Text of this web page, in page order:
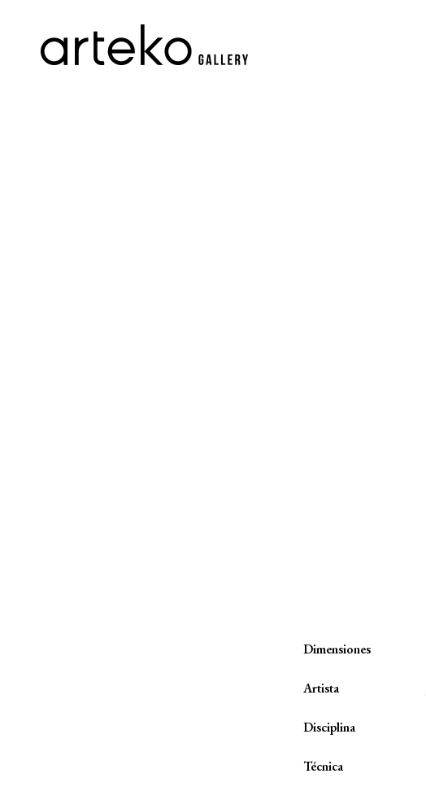
Dimensiones
Artista
Disciplina
Técnica